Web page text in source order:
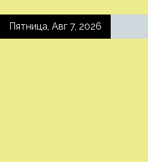
SkipПятница, Авг 7, 2026